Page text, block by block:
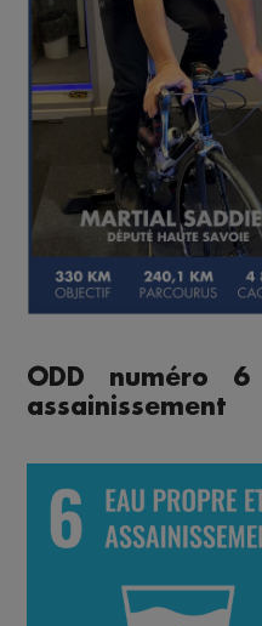
ODD numéro
assainissement